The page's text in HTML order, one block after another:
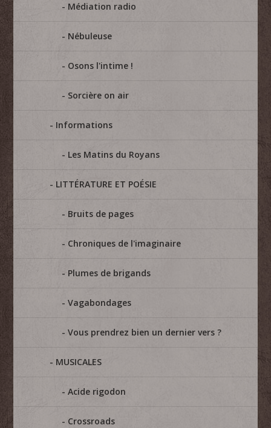
Médiation radio
Nébuleuse
Osons l'intime !
Sorcière on air
Informations
Les Matins du Royans
LITTÉRATURE ET POÉSIE
Bruits de pages
Chroniques de l'imaginaire
Plumes de brigands
Vagabondages
Vous prendrez bien un dernier vers ?
MUSICALES
Acide rigodon
Crossroads